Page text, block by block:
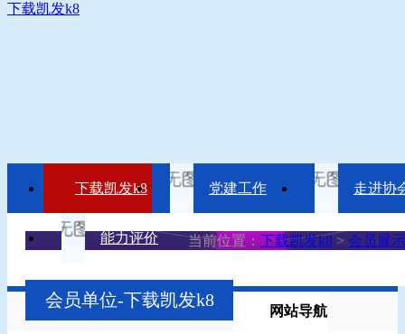
下载凯发k8
下载凯发k8 党建工作 走进协
能力评价 当前位置： 下载凯发k8 > 会员展示
会员单位-下载凯发k8
网站导航